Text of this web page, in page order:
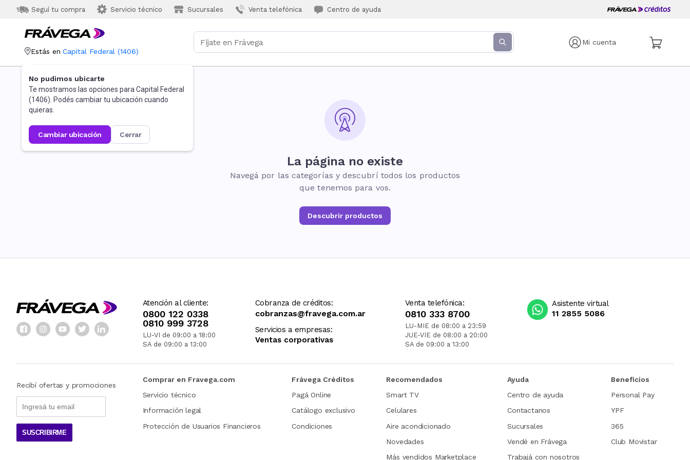
Seguí tu compra Servicio técnico Sucursales Venta telefónica Centro de ayuda
Mi cuenta
Estás en Capital Federal (1406)
No pudimos ubicarte
Te mostramos las opciones para Capital Federal
(1406). Podés cambiar tu ubicación cuando
quieras.
cambiar ubicación cerrar
La página no existe
Navegá por las categorías y descubrí todos los productos
que tenemos para vos.
Descubrir productos
Atención al cliente:
0800 122 0338
0810 999 3728
LU-VI de 09:00 a 18:00
SA de 09:00 a 13:00
Cobranza de créditos:
cobranzas@fravega.com.ar
Servicios a empresas:
Ventas corporativas
Venta telefónica:
0810 333 8700
LU-MIE de 08:00 a 23:59
JUE-VIE de 08:00 a 20:00
SA de 09:00 a 13:00
Asistente virtual
11 2855 5086
Recibí ofertas y promociones
SUSCRIBIRME
Comprar en Fravega.com
Servicio técnico
Información legal
Protección de Usuarios Financieros
Frávega Créditos
Pagá Online
Catálogo exclusivo
Condiciones
Recomendados
Smart TV
Celulares
Aire acondicionado
Novedades
Más vendidos Marketplace
Ayuda
Centro de ayuda
Contactanos
Sucursales
Vendé en Frávega
Trabajá con nosotros
Beneficios
Personal Pay
YPF
365
Club Movistar